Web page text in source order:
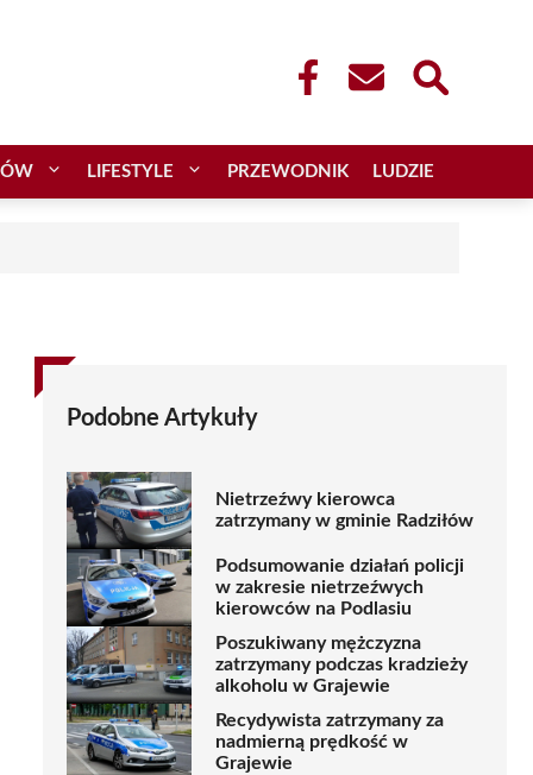
LIFESTYLE PRZEWODNIK LUDZIE
Podobne Artykuły
Nietrzeźwy kierowca
zatrzymany w gminie Radziłów
Podsumowanie działań policji
w zakresie nietrzeźwych
kierowców na Podlasiu
Poszukiwany mężczyzna
zatrzymany podczas kradzieży
alkoholu w Grajewie
Recydywista zatrzymany za
nadmierną prędkość w
Grajewie